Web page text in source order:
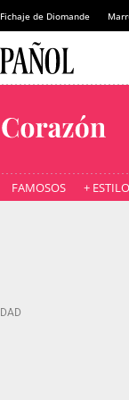
Fichaje de Diomande
FAMOSOS + ESTILO